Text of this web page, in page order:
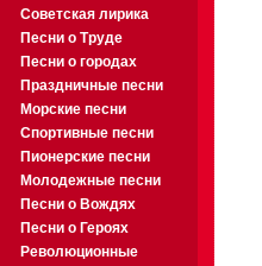
Советская лирика
Песни о Труде
Песни о городах
Праздничные песни
Морские песни
Спортивные песни
Пионерские песни
Молодежные песни
Песни о Вождях
Песни о Героях
Революционные